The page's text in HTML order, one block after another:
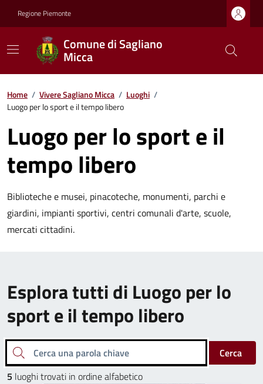
Regione Piemonte
Comune di Sagliano
Micca
Home / Vivere Sagliano Micca / Luoghi /
Luogo per lo sport e il tempo libero
Luogo per lo sport e il
tempo libero
Biblioteche e musei, pinacoteche, monumenti, parchi e
giardini, impianti sportivi, centri comunali d'arte, scuole,
mercati cittadini.
Esplora tutti di Luogo per lo
sport e il tempo libero
Cerca una parola chiave
Cerca
5 luoghi trovati in ordine alfabetico